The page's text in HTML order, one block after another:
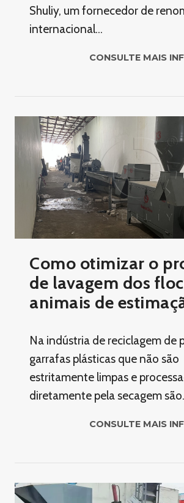
Shuliy, um fornecedor de
internacional…
CONSULTE MAIS
Como otimizar o
de lavagem dos
animais de
Na indústria de reciclagem de
garrafas plásticas que não são
estritamente limpas e
diretamente pela secagem
CONSULTE MAIS